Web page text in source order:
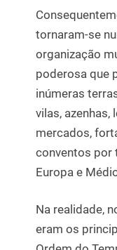
tornaram-se
organização
poderosa que
inúmeras
vilas, azenhas,
mercados,
conventos por
Europa e
Na realidade,
eram os